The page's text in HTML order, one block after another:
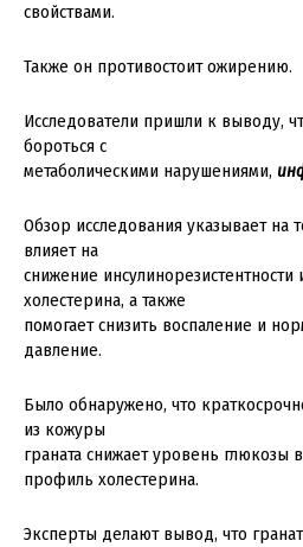
свойствами.
Также он противостоит ожирению.
Исследователи пришли к выводу,
бороться с
метаболическими нарушениями,
Обзор исследования указывает на
влияет на
снижение инсулинорезистентности
холестерина, а также
помогает снизить воспаление и
давление.
Было обнаружено, что
из кожуры
граната снижает уровень глюкозы
профиль холестерина.
Эксперты делают вывод, что